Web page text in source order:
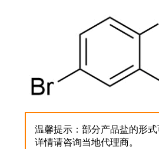
温馨提示：部分产品盐的形
详情请咨询当地代理商。